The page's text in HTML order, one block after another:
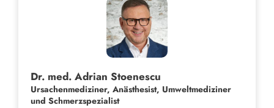
Dr. med. Adrian Stoenescu
Ursachenmediziner, Anästhesist, Umweltmediziner
und Schmerzspezialist